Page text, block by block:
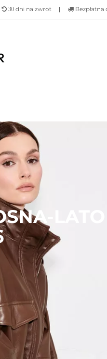
30 dni na zwrot | Bezpłatna
LATO